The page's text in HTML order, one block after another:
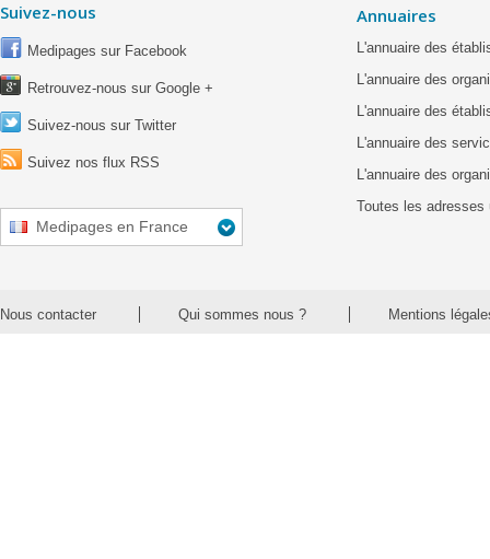
Suivez-nous
Medipages sur Facebook
Retrouvez-nous sur Google +
Suivez-nous sur Twitter
Suivez nos flux RSS
Medipages en France
Annuaires
L'annuaire des
L'annuaire des
L'annuaire des
L'annuaire des
L'annuaire des
Toutes les adresses
Nous contacter Qui sommes nous ? Mentions